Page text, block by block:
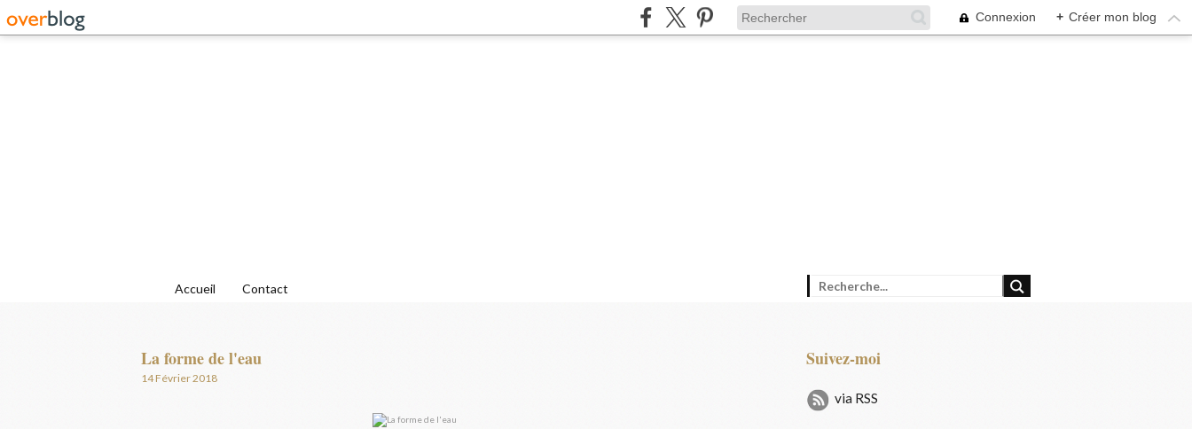
Connexion + Créer mon blog
Accueil Contact
La forme de l'eau
14 Février 2018
Suivez-moi
via RSS